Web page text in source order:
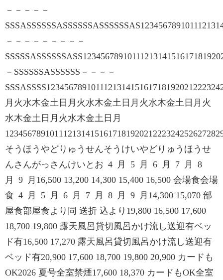
－－－－－
－－－－－－－－－
－SSSSSSASSSSSS－－－－
月火水木金土日月火水木金土日月火水木金土日月火
水木金土日月火水木金土日月
そうほうやどりゅうせんそうけいやどりゅうほうせ
んさんがっさんけいとお 4 月 5 月 6 月 7 月 8
月 9 月16,500 13,200 14,300 15,400 16,500 会場食会場
食 4 月 5 月 6 月 7 月 8 月 9 月14,300 15,070 部
屋食部屋食より同 送折 込より19,800 16,500 17,600
18,700 19,800 露天風呂貸切風呂かけ流し送迎有ベッ
ド有16,500 17,270 露天風呂貸切風呂かけ流し送迎有
ベッド有20,900 17,600 18,700 19,800 20,900 カードも
OK2026 夏号全室禁煙17,600 18,370 カードもOK全室